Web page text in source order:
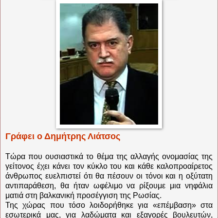
Γράφει ο Δημήτρης Λιάτσος
Τώρα που ουσιαστικά το θέμα της αλλαγής ονομασίας της
γείτονος έχει κάνει τον κύκλο του και κάθε καλοπροαίρετος
άνθρωπος ευελπιστεί ότι θα πέσουν οι τόνοι και η οξύτατη
αντιπαράθεση, θα ήταν ωφέλιμο να ρίξουμε μια νηφάλια
ματιά στη βαλκανική προσέγγιση της Ρωσίας.
Της χώρας που τόσο λοιδορήθηκε για «επέμβαση» στα
εσωτερικά μας, για λαδώματα και εξαγορές βουλευτών,